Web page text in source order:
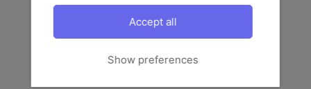
Show preferences
Accept all